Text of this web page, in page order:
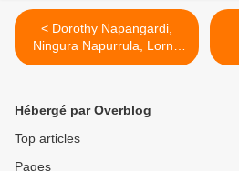
< Dorothy Napangardi,
Ningura Napurrula, Lorna
Ward, Naata, Nungurrayi :
Hébergé par Overblog
Top articles
Pages